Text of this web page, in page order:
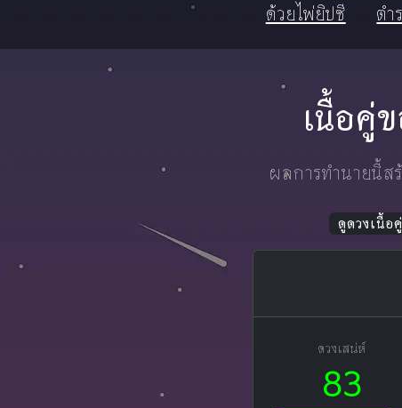
ด้วยไพ่ยิปซี
ตำ
เนื้อคู่
ผลการทำนายนี้ส
ดูดวงเนื้อคู่
ดวงเสน่ห์
83